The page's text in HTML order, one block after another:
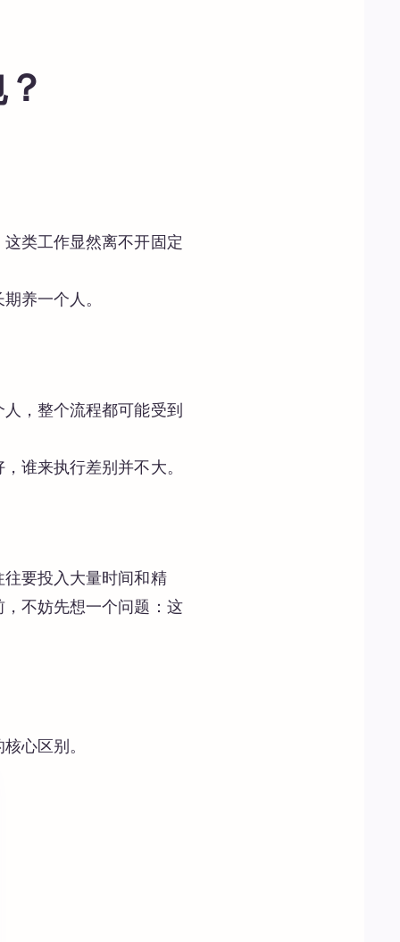
类工作显然离不开固定
养一个人。
，整个流程都可能受到
谁来执行差别并不大。
要投入大量时间和精
不妨先想一个问题：这
心区别。